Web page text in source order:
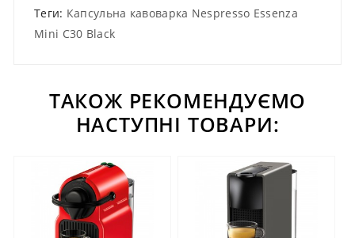
Теги: Капсульна кавоварка Nespresso Essenza
Mini C30 Black
ТАКОЖ РЕКОМЕНДУЄМО
НАСТУПНІ ТОВАРИ: